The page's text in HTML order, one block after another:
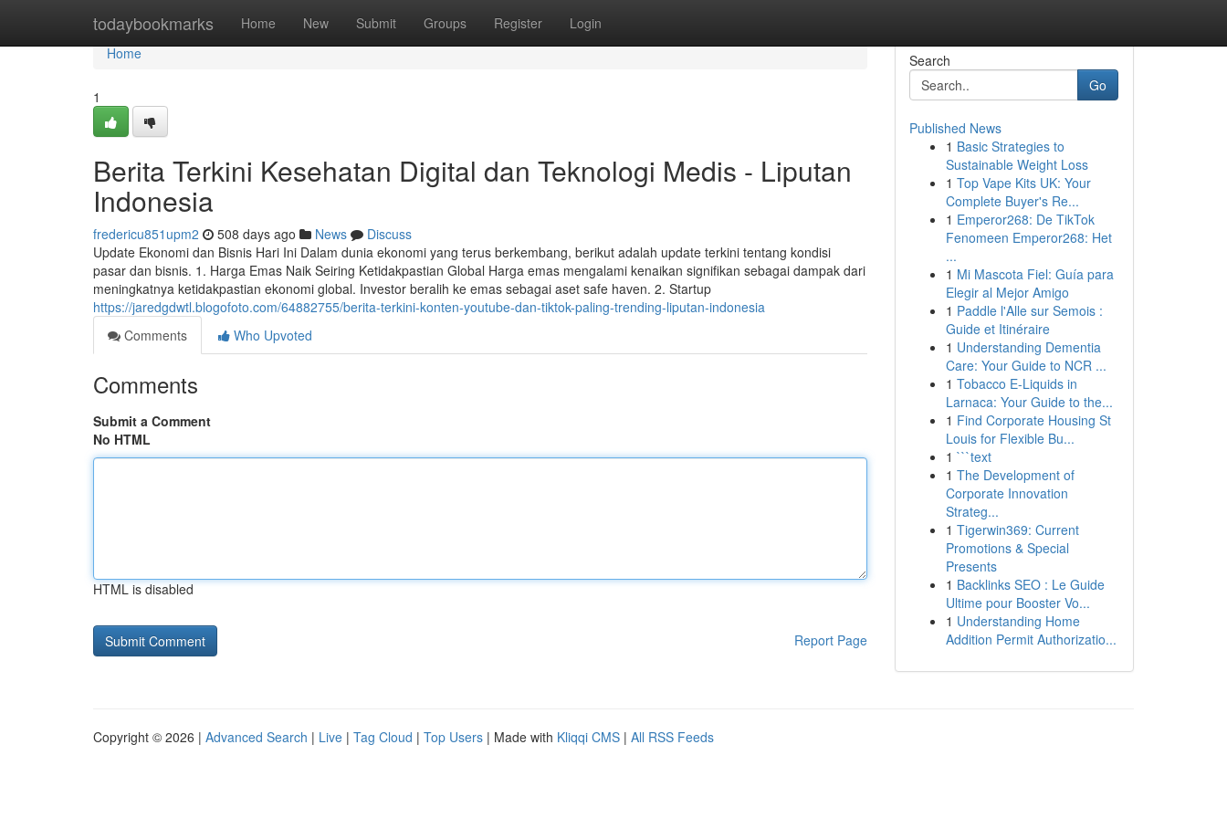
todaybookmarks Home New Submit Groups Register Login
Home
Home
1
Berita Terkini Kesehatan Digital dan Teknologi Medis - Liputan
Indonesia
fredericu851upm2 508 days ago News
Discuss
Update Ekonomi dan Bisnis Hari Ini Dalam dunia ekonomi yang terus berkembang, berikut adalah update terkini tentang kondisi
pasar dan bisnis. 1. Harga Emas Naik Seiring Ketidakpastian Global Harga emas mengalami kenaikan signifikan sebagai dampak dari
meningkatnya ketidakpastian ekonomi global. Investor beralih ke emas sebagai aset safe haven. 2. Startup
https://jaredgdwtl.blogofoto.com/64882755/berita-terkini-konten-youtube-dan-tiktok-paling-trending-liputan-indonesia
Comments
Who Upvoted
Comments
Submit a Comment
No HTML
HTML is disabled
Report Page
Search
Go
Published News
1 Basic Strategies to
Sustainable Weight Loss
1 Top Vape Kits UK: Your
Complete Buyer's Re...
1 Emperor268: De TikTok
Fenomeen Emperor268: Het
...
1 Mi Mascota Fiel: Guía para
Elegir al Mejor Amigo
1 Paddle l'Alle sur Semois :
Guide et Itinéraire
1 Understanding Dementia
Care: Your Guide to NCR ...
1 Tobacco E-Liquids in
Larnaca: Your Guide to the...
1 Find Corporate Housing St
Louis for Flexible Bu...
1 ```text
1 The Development of
Corporate Innovation
Strateg...
1 Tigerwin369: Current
Promotions & Special
Presents
1 Backlinks SEO : Le Guide
Ultime pour Booster Vo...
1 Understanding Home
Addition Permit Authorizatio...
Copyright © 2026 | Advanced Search | Live | Tag Cloud | Top Users | Made with Kliqqi CMS | All RSS Feeds